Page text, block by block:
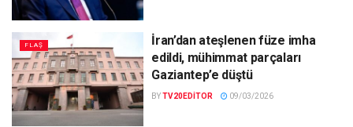
FLAŞ
İran’dan ateşlenen füze imha
edildi, mühimmat parçaları
Gaziantep’e düştü
BYTV20EDITOR 09/03/2026